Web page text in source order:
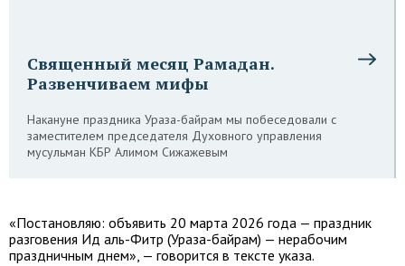
Священный месяц Рамадан.
Развенчиваем мифы
Накануне праздника Ураза-байрам мы побеседовали с
заместителем председателя Духовного управления
мусульман КБР Алимом Сижажевым
«Постановляю: объявить 20 марта 2026 года — праздник
разговения Ид аль-Фитр (Ураза-байрам) — нерабочим
праздничным днем», — говорится в тексте указа.